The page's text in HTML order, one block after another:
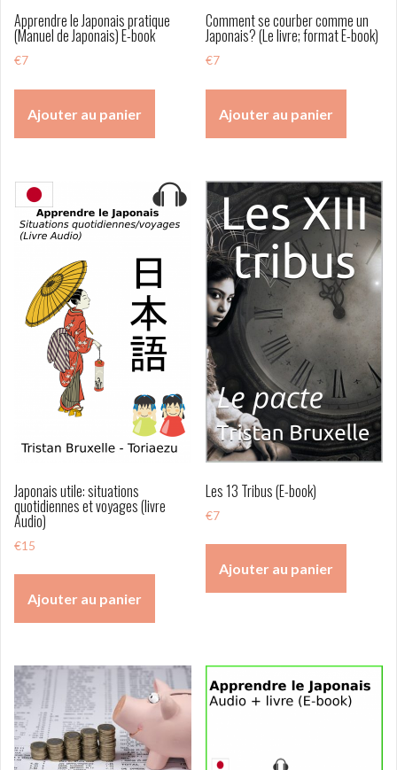
Apprendre le Japonais pratique
(Manuel de Japonais) E-book
€7
Ajouter au panier
Comment se courber comme un
Japonais? (Le livre; format E-book)
€7
Ajouter au panier
Japonais utile: situations
quotidiennes et voyages (livre
Audio)
€15
Ajouter au panier
Les 13 Tribus (E-book)
€7
Ajouter au panier